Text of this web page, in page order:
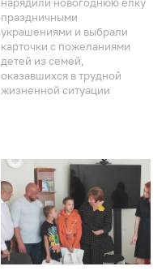
праздничными
украшениями и выбрали
карточки с пожеланиями
детей из семей,
оказавшихся в трудной
жизненной ситуации